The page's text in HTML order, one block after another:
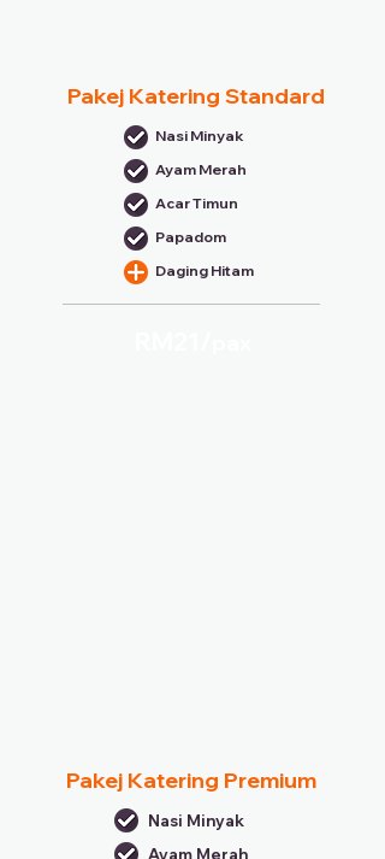
Pakej Katering Standard
Nasi Minyak
Ayam Merah
Acar Timun
Papadom
Daging Hitam
Pakej Katering Premium
Nasi Minyak
Ayam Merah